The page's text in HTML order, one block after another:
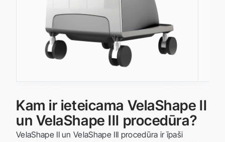
Kam ir ieteicama VelaShape II
un VelaShape III procedūra?
VelaShape II un VelaShape III procedūra ir īpaši